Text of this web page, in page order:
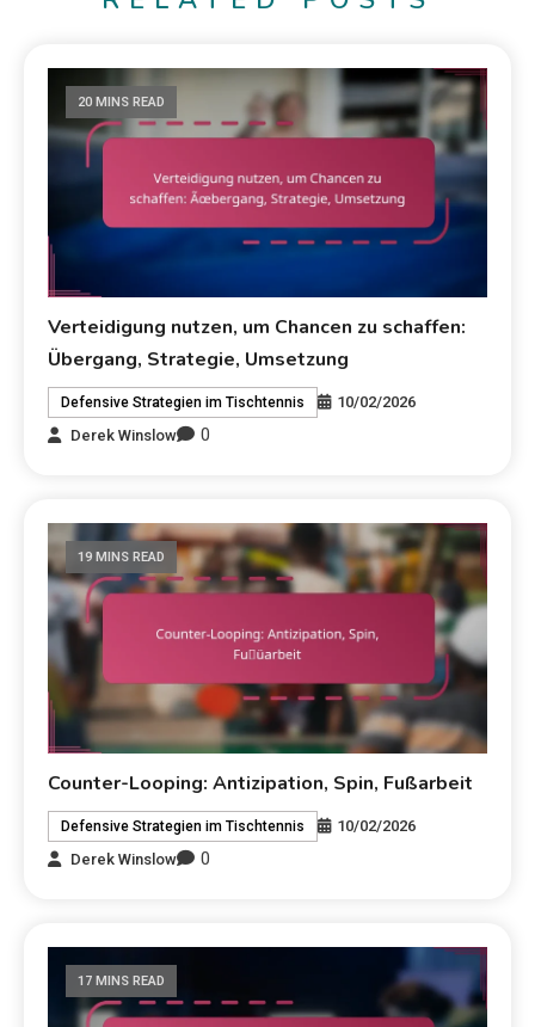
20 MINS READ
Verteidigung nutzen, um Chancen zu schaffen:
Übergang, Strategie, Umsetzung
Defensive Strategien im Tischtennis
10/02/2026
Derek Winslow
0
19 MINS READ
Counter-Looping: Antizipation, Spin, Fußarbeit
Defensive Strategien im Tischtennis
10/02/2026
Derek Winslow
0
17 MINS READ